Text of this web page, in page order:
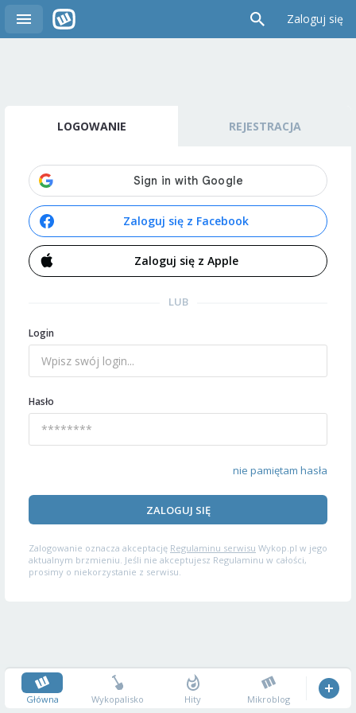
Zaloguj się
LOGOWANIE REJESTRACJA
Zaloguj się z Facebook
Zaloguj się z Apple
LUB
Login
Hasło
nie pamiętam hasła
ZALOGUJ SIĘ
Zalogowanie oznacza akceptację Regulaminu serwisu Wykop.pl w jego
aktualnym brzmieniu. Jeśli nie akceptujesz Regulaminu w całości,
prosimy o niekorzystanie z serwisu.
Główna Wykopalisko Hity Mikroblog